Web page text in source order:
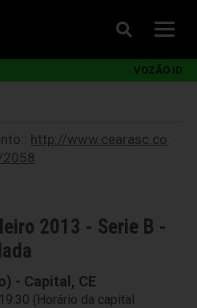
VOZÃO ID
http://www.cearasc.co
2013 - Serie B -
- Capital, CE
(Horário da capital